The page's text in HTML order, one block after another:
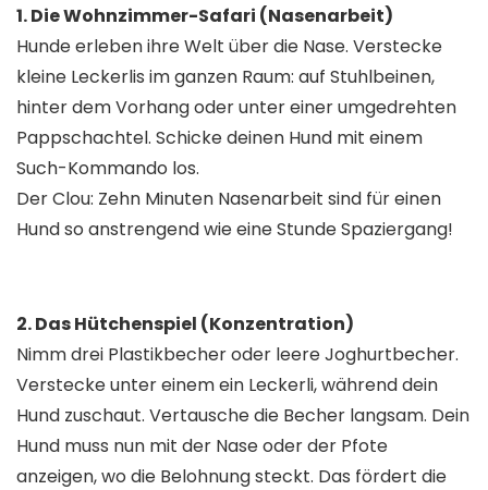
​1. Die Wohnzimmer-Safari (Nasenarbeit)
Hunde erleben ihre Welt über die Nase. Verstecke
kleine Leckerlis im ganzen Raum: auf Stuhlbeinen,
hinter dem Vorhang oder unter einer umgedrehten
Pappschachtel. Schicke deinen Hund mit einem
Such-Kommando los.
Der Clou: Zehn Minuten Nasenarbeit sind für einen
Hund so anstrengend wie eine Stunde Spaziergang!
​2. Das Hütchenspiel (Konzentration)
Nimm drei Plastikbecher oder leere Joghurtbecher.
Verstecke unter einem ein Leckerli, während dein
Hund zuschaut. Vertausche die Becher langsam. Dein
Hund muss nun mit der Nase oder der Pfote
anzeigen, wo die Belohnung steckt. Das fördert die